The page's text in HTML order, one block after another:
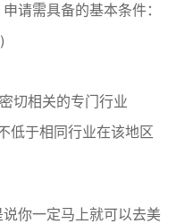
请需具备的基本条件：
切相关的专门行业
低于相同行业在该地区
你一定马上就可以去美